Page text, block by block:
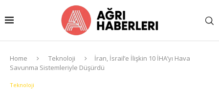
Home Teknoloji
İran, İsrail’e İlişkin 10 İHA’yı Hava
Savunma Sistemleriyle Düşürdü
Teknoloji